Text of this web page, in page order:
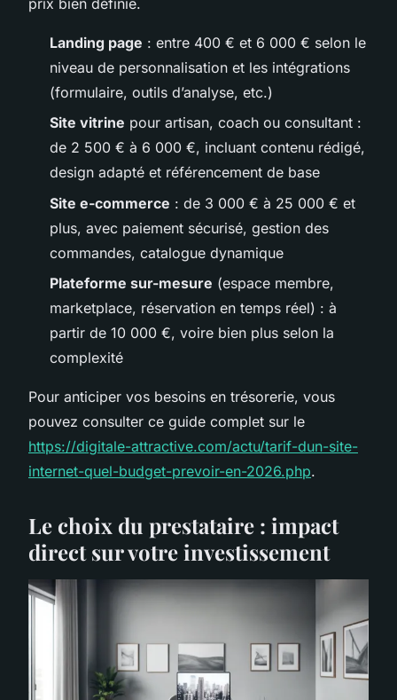
Landing page : entre 400 € et 6 000 € selon le
niveau de personnalisation et les intégrations
(formulaire, outils d’analyse, etc.)
Site vitrine pour artisan, coach ou consultant :
de 2 500 € à 6 000 €, incluant contenu rédigé,
design adapté et référencement de base
Site e-commerce : de 3 000 € à 25 000 € et
plus, avec paiement sécurisé, gestion des
commandes, catalogue dynamique
Plateforme sur-mesure (espace membre,
marketplace, réservation en temps réel) : à
partir de 10 000 €, voire bien plus selon la
complexité
Pour anticiper vos besoins en trésorerie, vous
pouvez consulter ce guide complet sur le
https://digitale-attractive.com/actu/tarif-dun-site-
internet-quel-budget-prevoir-en-2026.php.
Le choix du prestataire : impact
direct sur votre investissement